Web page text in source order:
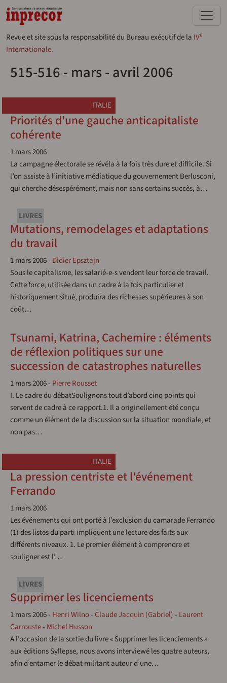
Aller au contenu principal
Revue et site sous la responsabilité du Bureau exécutif de la IVe
Internationale.
515-516 - mars - avril 2006
ITALIE
Priorités d'une gauche anticapitaliste
cohérente
1 mars 2006
La campagne électorale se révéla à la fois très dure et difficile. Si
l’on assiste à l’initiative médiatique du gouvernement Berlusconi,
qui cherche désespérément, mais non sans certains succès, à…
LIVRES
Mutations, remodelages et adaptations
du travail
1 mars 2006- Didier Epsztajn
Sous le capitalisme, les salarié-e-s vendent leur force de travail.
Cette force, utilisée dans un cadre à la fois particulier et
historiquement situé, produira des richesses supérieures à son
coût…
Tsunami, Katrina, Cachemire : éléments
de réflexion politiques sur une
succession de catastrophes naturelles
1 mars 2006- Pierre Rousset
I. Le cadre du débatSoulignons tout d’abord cinq points qui
servent de cadre à ce rapport.1. Il a originellement été conçu
comme un élément de la discussion sur la situation mondiale, et
non pas…
ITALIE
La pression centriste et l'événement
Ferrando
1 mars 2006
Les événements qui ont porté à l’exclusion du camarade Ferrando
(1) des listes du parti impliquent une lecture des faits aux
différents niveaux. 1. Le premier élément à comprendre et
souligner est l’…
LIVRES
Supprimer les licenciements
1 mars 2006- Henri Wilno- Claude Jacquin (Gabriel)- Laurent
Garrouste- Michel Husson
A l’occasion de la sortie du livre « Supprimer les licenciements »
aux éditions Syllepse, nous avons interviewé les quatre auteurs,
afin d’entamer le débat militant autour d’une…